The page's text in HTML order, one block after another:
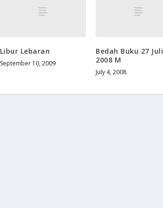
Libur Lebaran
September 10, 2009
Bedah Buku 27 Juli
2008 M
July 4, 2008